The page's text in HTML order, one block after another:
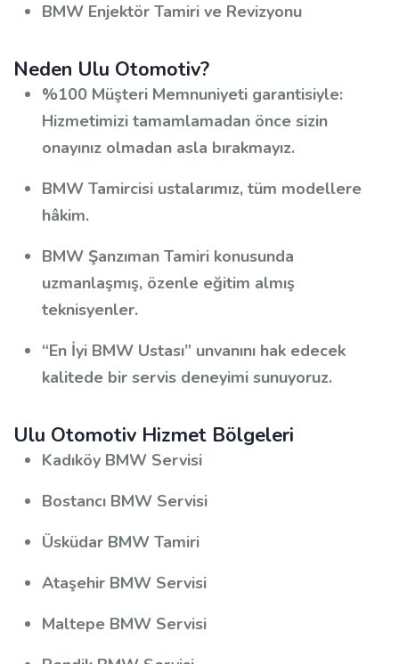
BMW Enjektör Tamiri ve Revizyonu
Neden Ulu Otomotiv?
%100 Müşteri Memnuniyeti garantisiyle:
Hizmetimizi tamamlamadan önce sizin
onayınız olmadan asla bırakmayız.
BMW Tamircisi ustalarımız, tüm modellere
hâkim.
BMW Şanzıman Tamiri konusunda
uzmanlaşmış, özenle eğitim almış
teknisyenler.
“En İyi BMW Ustası” unvanını hak edecek
kalitede bir servis deneyimi sunuyoruz.
Ulu Otomotiv Hizmet Bölgeleri
Kadıköy BMW Servisi
Bostancı BMW Servisi
Üsküdar BMW Tamiri
Ataşehir BMW Servisi
Maltepe BMW Servisi